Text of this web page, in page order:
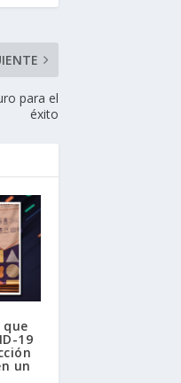
para el
éxito
que
19
un